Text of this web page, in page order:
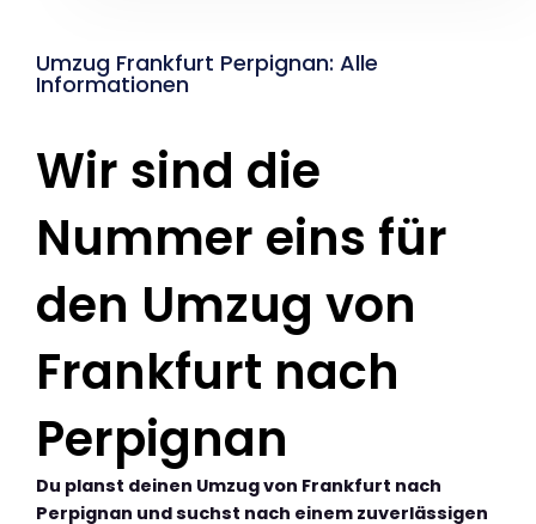
Umzug Frankfurt Perpignan: Alle
Informationen
Wir sind die
Nummer eins für
den Umzug von
Frankfurt nach
Perpignan
Du planst deinen Umzug von Frankfurt nach
Perpignan und suchst nach einem zuverlässigen